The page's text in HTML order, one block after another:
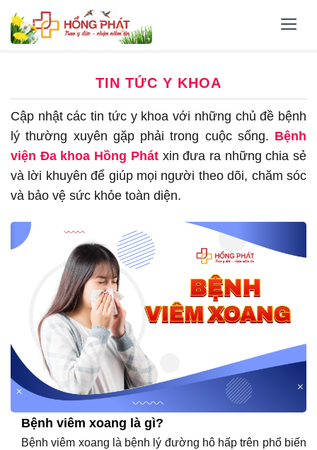
Skip
TIN TỨC Y KHOA
Cập nhật các tin tức y khoa với những chủ đề bệnh
lý thường xuyên gặp phải trong cuộc sống. Bệnh
viện Đa khoa Hồng Phátxin đưa ra những chia sẻ
và lời khuyên để giúp mọi người theo dõi, chăm sóc
và bảo vệ sức khỏe toàn diện.
Bệnh viêm xoang là gì?
Bệnh viêm xoang là bệnh lý đường hô hấp trên phổ biến